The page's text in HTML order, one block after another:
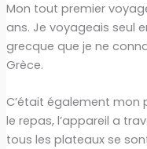
Mon tout premier
ans. Je voyageais seul
grecque que je ne
Grèce.
C’était également mon
le repas, l’appareil a
tous les plateaux se